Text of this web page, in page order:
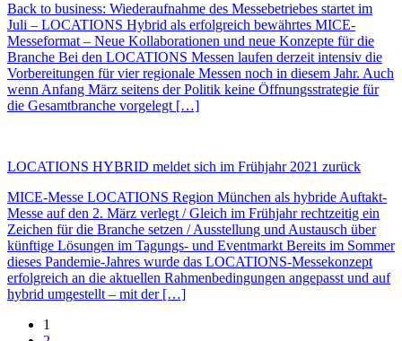
Back to business: Wiederaufnahme des Messebetriebes startet im
Juli – LOCATIONS Hybrid als erfolgreich bewährtes MICE-
Messeformat – Neue Kollaborationen und neue Konzepte für die
Branche Bei den LOCATIONS Messen laufen derzeit intensiv die
Vorbereitungen für vier regionale Messen noch in diesem Jahr. Auch
wenn Anfang März seitens der Politik keine Öffnungsstrategie für
die Gesamtbranche vorgelegt […]
LOCATIONS HYBRID meldet sich im Frühjahr 2021 zurück
MICE-Messe LOCATIONS Region München als hybride Auftakt-
Messe auf den 2. März verlegt / Gleich im Frühjahr rechtzeitig ein
Zeichen für die Branche setzen / Ausstellung und Austausch über
künftige Lösungen im Tagungs- und Eventmarkt Bereits im Sommer
dieses Pandemie-Jahres wurde das LOCATIONS-Messekonzept
erfolgreich an die aktuellen Rahmenbedingungen angepasst und auf
hybrid umgestellt – mit der […]
1